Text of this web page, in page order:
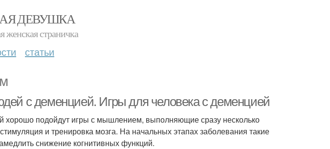
ДЕВУШКА
женская страничка
статьи
с деменцией. Игры для человека с деменцией
хорошо подойдут игры с мышлением, выполняющие сразу несколько
и тренировка мозга. На начальных этапах заболевания такие
снижение когнитивных функций.